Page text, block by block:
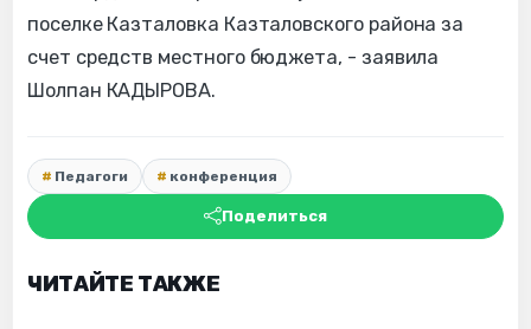
поселке Казталовка Казталовского района за
счет средств местного бюджета, - заявила
Шолпан КАДЫРОВА.
Педагоги конференция
Поделиться
ЧИТАЙТЕ ТАКЖЕ